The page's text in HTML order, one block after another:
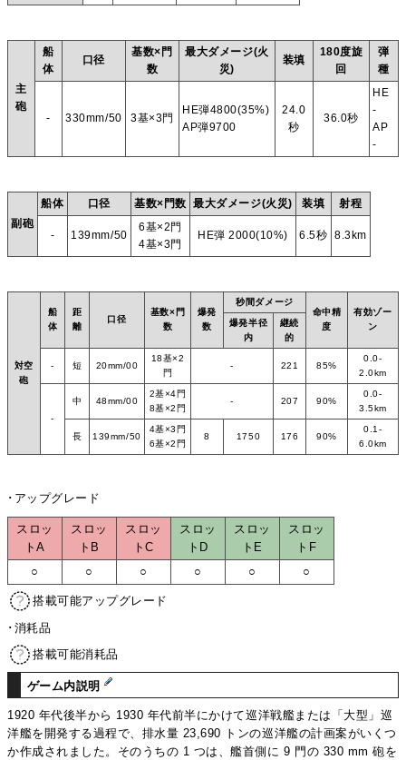
主
砲
船
体
口径
基数×門
数
最大ダメージ(火
災)
装填
180度旋
回
弾
種
- 330mm/50 3基×3門
HE弾4800(35%)
AP弾9700
24.0
秒
36.0秒
HE
-
AP
-
副砲
船体 口径 基数×門数 最大ダメージ(火災) 装填 射程
- 139mm/50
6基×2門
4基×3門
HE弾 2000(10%) 6.5秒 8.3km
対空
砲
船
体
距
離
口径
基数×門
数
爆発
数
秒間ダメージ
命中精
度
有効ゾー
ン
爆発半径
内
継続
的
- 短 20mm/00
18基×2
門
- 221 85%
0.0-
2.0km
-
中 48mm/00
2基×4門
8基×2門
- 207 90%
0.0-
3.5km
長 139mm/50
4基×3門
6基×2門
8 1750 176 90%
0.1-
6.0km
･アップグレード
スロッ
トA
スロッ
トB
スロッ
トC
スロッ
トD
スロッ
トE
スロッ
トF
○
○ ○ ○ ○ ○
搭載可能アップグレード
･消耗品
搭載可能消耗品
ゲーム内説明
1920 年代後半から 1930 年代前半にかけて巡洋戦艦または「大型」巡
洋艦を開発する過程で、排水量 23,690 トンの巡洋艦の計画案がいくつ
か作成されました。そのうちの 1 つは、艦首側に 9 門の 330 mm 砲を